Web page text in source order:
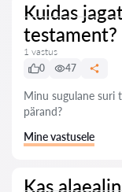
Kuidas
testament?
1 vastus
0
47
Minu sugulane suri
pärand?
Mine vastusele
Kas